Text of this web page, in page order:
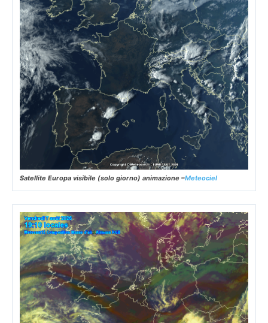
Satellite Europa visibile (solo giorno) animazione –Meteociel